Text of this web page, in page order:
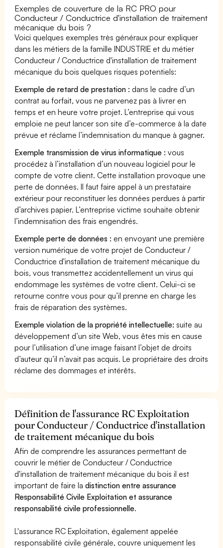
Exemples de couverture de la RC PRO pour
Conducteur / Conductrice d'installation de traitement
mécanique du bois ?
Voici quelques exemples très généraux pour expliquer
dans les métiers de la famille INDUSTRIE et du métier
Conducteur / Conductrice d'installation de traitement
mécanique du bois quelques risques potentiels:
Exemple de retard de prestation : dans le cadre d’un
contrat au forfait, vous ne parvenez pas à livrer en
temps et en heure votre projet. L’entreprise qui vous
emploie ne peut lancer son site d’e-commerce à la date
prévue et réclame l’indemnisation du manque à gagner.
Exemple transmission de virus informatique : vous
procédez à l’installation d’un nouveau logiciel pour le
compte de votre client. Cette installation provoque une
perte de données. Il faut faire appel à un prestataire
extérieur pour reconstituer les données perdues à partir
d’archives papier. L’entreprise victime souhaite obtenir
l’indemnisation des frais engendrés.
Exemple perte de données : en envoyant une première
version numérique de votre projet de Conducteur /
Conductrice d'installation de traitement mécanique du
bois, vous transmettez accidentellement un virus qui
endommage les systèmes de votre client. Celui-ci se
retourne contre vous pour qu’il prenne en charge les
frais de réparation des systèmes.
Exemple violation de la propriété intellectuelle: suite au
développement d’un site Web, vous êtes mis en cause
pour l’utilisation d’une image faisant l’objet de droits
d’auteur qu’il n’avait pas acquis. Le propriétaire des droits
réclame des dommages et intérêts.
Définition de l'assurance RC Exploitation
pour Conducteur / Conductrice d'installation
de traitement mécanique du bois
Afin de comprendre les assurances permettant de
couvrir le métier de Conducteur / Conductrice
d'installation de traitement mécanique du bois il est
important de faire ladistinction entre assurance
Responsabilité Civile Exploitation et assurance
responsabilité civile professionnelle.
L'assurance RC Exploitation, également appelée
responsabilité civile générale, couvre uniquement les